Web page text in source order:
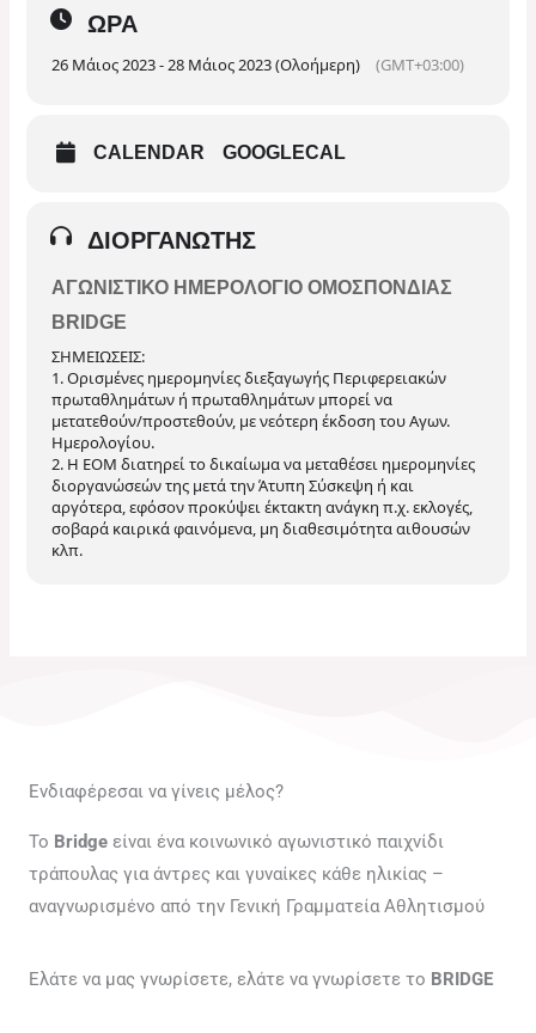
ΏΡΑ
26 Μάιος 2023 - 28 Μάιος 2023 (Ολοήμερη) (GMT+03:00)
CALENDAR GOOGLECAL
ΔΙΟΡΓΑΝΩΤΉΣ
ΑΓΩΝΙΣΤΙΚΌ ΗΜΕΡΟΛΌΓΙΟ ΟΜΟΣΠΟΝΔΊΑΣ
BRIDGE
ΣΗΜΕΙΩΣΕΙΣ:
1. Ορισμένες ημερομηνίες διεξαγωγής Περιφερειακών
πρωταθλημάτων ή πρωταθλημάτων μπορεί να
μετατεθούν/προστεθούν, με νεότερη έκδοση του Αγων.
Ημερολογίου.
2. Η ΕΟΜ διατηρεί το δικαίωμα να μεταθέσει ημερομηνίες
διοργανώσεών της μετά την Άτυπη Σύσκεψη ή και
αργότερα, εφόσον προκύψει έκτακτη ανάγκη π.χ. εκλογές,
σοβαρά καιρικά φαινόμενα, μη διαθεσιμότητα αιθουσών
κλπ.
Ενδιαφέρεσαι να γίνεις μέλος?
Το Bridge είναι ένα κοινωνικό αγωνιστικό παιχνίδι
τράπουλας για άντρες και γυναίκες κάθε ηλικίας –
αναγνωρισμένο από την Γενική Γραμματεία Αθλητισμού
Ελάτε να μας γνωρίσετε, ελάτε να γνωρίσετε το BRIDGE